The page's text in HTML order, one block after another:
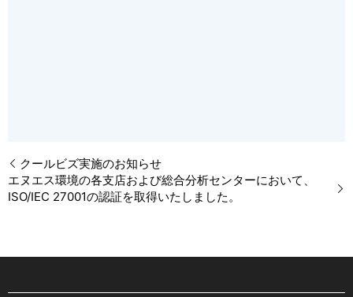
クールビズ実施のお知らせ
エヌエス環境の各支店および総合分析センターにおいて、
ISO/IEC 27001の認証を取得いたしました。